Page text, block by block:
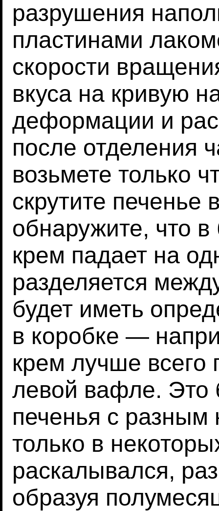
разрушения
пластинами
скорости
вкуса на кривую
деформации и
после отделения
возьмете только
скрутите печенье
обнаружите, что
крем падает на
разделяется
будет иметь
в коробке —
крем лучше всего
левой вафле. Это
печенья с разным
только в
раскалывался,
образуя